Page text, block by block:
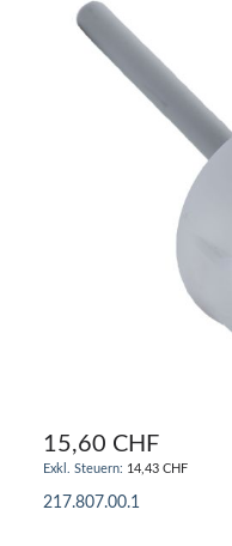
15,60 CHF
14,43 CHF
217.807.00.1